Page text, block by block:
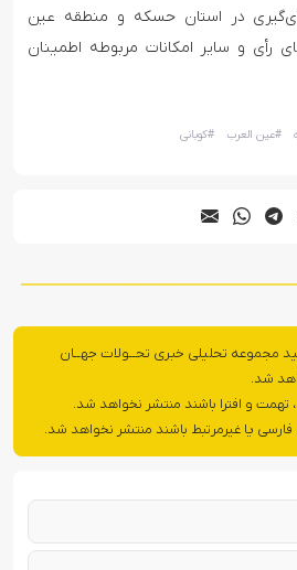
در استان حسکه و منطقه عین
رأی و سایر امکانات مربوطه اطمینان
#عین العرب #کوبانی
مجموعه تحلیلی خبری تحــولات جهــان
شد.
و افترا باشند منتشر نخواهد شد.
فارسی یا غیرمرتبط باشند منتشر نخواهد شد.